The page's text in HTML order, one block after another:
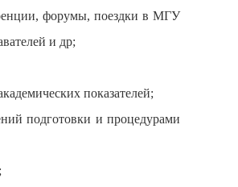
форумы, поездки в МГУ
и др;
показателей;
подготовки и процедурами